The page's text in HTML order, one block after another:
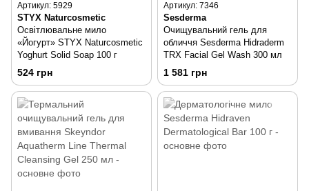
Артикул: 5929
STYX Naturcosmetic
Освітлювальне мило
«Йогурт» STYX Naturcosmetic
Yoghurt Solid Soap 100 г
524 грн
Артикул: 7346
Sesderma
Очищувальний гель для
обличчя Sesderma Hidraderm
TRX Facial Gel Wash 300 мл
1 581 грн